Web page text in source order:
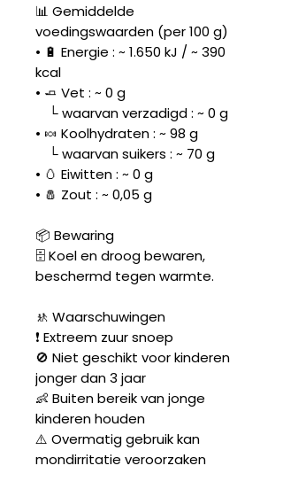
📊 Gemiddelde
voedingswaarden (per 100 g)
• 🔋 Energie : ~ 1.650 kJ / ~ 390
kcal
• 🧈 Vet : ~ 0 g
└ waarvan verzadigd : ~ 0 g
• 🍬 Koolhydraten : ~ 98 g
└ waarvan suikers : ~ 70 g
• 🥚 Eiwitten : ~ 0 g
• 🧂 Zout : ~ 0,05 g
📦 Bewaring
🗄️ Koel en droog bewaren,
beschermd tegen warmte.
🚸 Waarschuwingen
❗ Extreem zuur snoep
🚫 Niet geschikt voor kinderen
jonger dan 3 jaar
👶 Buiten bereik van jonge
kinderen houden
⚠️ Overmatig gebruik kan
mondirritatie veroorzaken